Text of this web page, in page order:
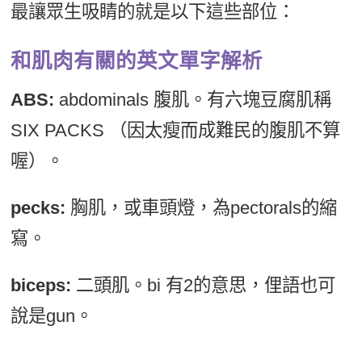
最讓眾生吸睛的就是以下這些部位：
和肌肉有關的英文單字解析
ABS: abdominals 腹肌。有六塊豆腐肌稱
SIX PACKS （因太瘦而成難民的腹肌不算
喔）。
pecks: 胸肌，或車頭燈，為pectorals的縮
寫。
biceps: 二頭肌。bi 有2的意思，俚語也可
說是gun。